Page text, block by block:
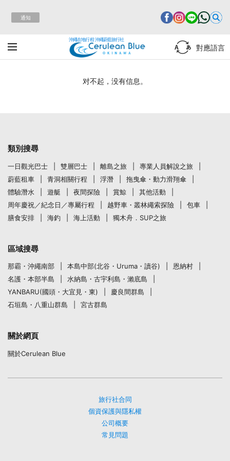
通知
沖繩在地行程 沖繩蔚藍旅行社
對應語言
对不起，没有信息。
類別搜尋
一日觀光巴士 雙層巴士 離島之旅
專業人員解說之旅
蔚藍租車
青洞相關行程 浮潛
拖曳傘・動力滑翔傘
體驗潛水
遊艇 夜間探險 賞鯨
其他活動
周年慶祝／紀念日／專屬行程
越野車・叢林繩索探險
包車
膳食安排
海釣 海上活動 獨木舟．SUP之旅
區域搜尋
那霸・沖繩南部 本島中部(北谷・Uruma・讀谷)
恩納村
名護・本部半島
水納島・古宇利島・瀨底島
YANBARU(國頭・大宜見・東)
慶良間群島
石垣島・八重山群島
宮古群島
關於網頁
關於Cerulean Blue
旅行社合同
個資保護與隱私權
公司概要
常見問題